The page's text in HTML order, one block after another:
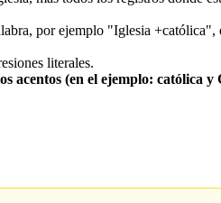
por ejemplo "Iglesia
literales.
acentos (en el ejemplo: católica